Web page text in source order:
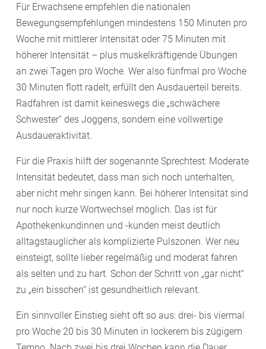
Für Erwachsene empfehlen die nationalen
Bewegungsempfehlungen mindestens 150 Minuten pro
Woche mit mittlerer Intensität oder 75 Minuten mit
höherer Intensität – plus muskelkräftigende Übungen
an zwei Tagen pro Woche. Wer also fünfmal pro Woche
30 Minuten flott radelt, erfüllt den Ausdauerteil bereits.
Radfahren ist damit keineswegs die „schwächere
Schwester“ des Joggens, sondern eine vollwertige
Ausdaueraktivität.
Für die Praxis hilft der sogenannte Sprechtest: Moderate
Intensität bedeutet, dass man sich noch unterhalten,
aber nicht mehr singen kann. Bei höherer Intensität sind
nur noch kurze Wortwechsel möglich. Das ist für
Apothekenkundinnen und -kunden meist deutlich
alltagstauglicher als komplizierte Pulszonen. Wer neu
einsteigt, sollte lieber regelmäßig und moderat fahren
als selten und zu hart. Schon der Schritt von „gar nicht“
zu „ein bisschen“ ist gesundheitlich relevant.
Ein sinnvoller Einstieg sieht oft so aus: drei- bis viermal
pro Woche 20 bis 30 Minuten in lockerem bis zügigem